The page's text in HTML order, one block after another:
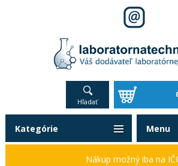
Hľadať
Kategórie
Nákup možný iba na
Menu